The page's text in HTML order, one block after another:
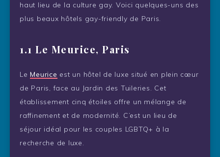
haut lieu de la culture gay. Voici quelques-uns des
plus beaux hôtels gay-friendly de Paris.
1.1 Le Meurice, Paris
LeMeurice est un hôtel de luxe situé en plein cœur
de Paris, face au Jardin des Tuileries. Cet
établissement cinq étoiles offre un mélange de
raffinement et de modernité. C’est un lieu de
séjour idéal pour les couples LGBTQ+ à la
recherche de luxe.